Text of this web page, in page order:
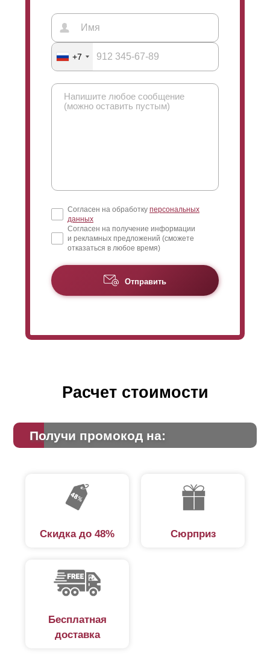
+7
Согласен на обработку персональных
данных
Согласен на получение информации
и рекламных предложений (сможете
отказаться в любое время)
Отправить
Расчет стоимости
Получи промокод на:
Скидка до 48% Сюрприз
Бесплатная
доставка